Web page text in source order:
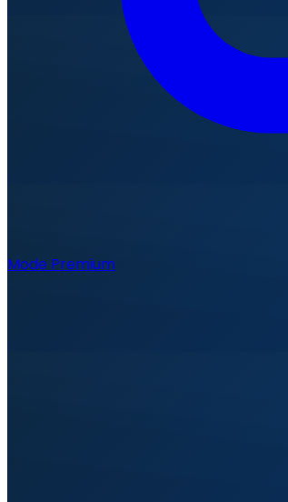
Mode Premium